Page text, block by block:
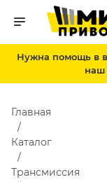
Нужна помощь в
наш
Главная
Каталог
Трансмиссия